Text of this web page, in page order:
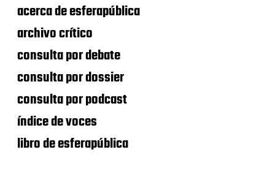
acerca de esferapública
archivo crítico
consulta por debate
consulta por dossier
consulta por podcast
índice de voces
libro de esferapública